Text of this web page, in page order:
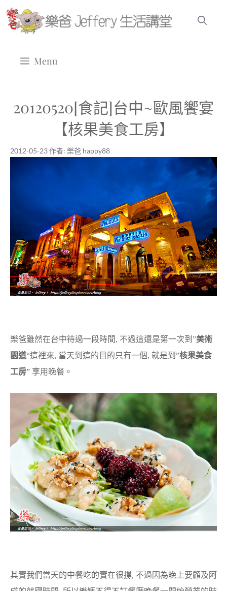
跳
至
Menu
20120520[食記]台中~歐風饗宴
【核果美食工房】
2012-05-23 | 樂爸 happy88
2012-05-23作者: 樂爸 happy88
樂爸雖然在台中待過一段時間, 不過這還是第一次到”美術
園道“這裡來, 當天到這的目的只有一個, 就是到”核果美食
工房” 享用晚餐。
其實我們當天的中餐吃的實在很撐, 不過因為晚上要顧及阿